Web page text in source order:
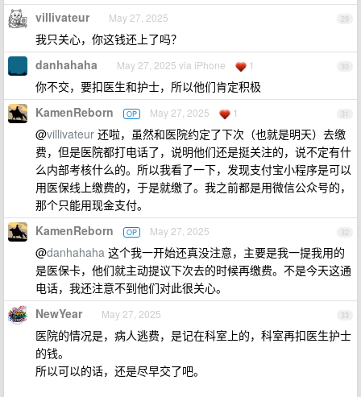
29
villivateur May 27, 2025
我只关心，你这钱还上了吗？
30
danhahaha May 27, 2025 via iPhone 1
你不交，要扣医生和护士，所以他们肯定积极
31
KamenReborn OP May 27, 2025 1
@villivateur 还啦，虽然和医院约定了下次（也就是明天）去缴
费，但是医院都打电话了，说明他们还是挺关注的，说不定有什
么内部考核什么的。所以我看了一下，发现支付宝小程序是可以
用医保线上缴费的，于是就缴了。我之前都是用微信公众号的，
那个只能用现金支付。
32
KamenReborn OP May 27, 2025
@danhahaha 这个我一开始还真没注意，主要是我一提我用的
是医保卡，他们就主动提议下次去的时候再缴费。不是今天这通
电话，我还注意不到他们对此很关心。
33
NewYear May 27, 2025
医院的情况是，病人逃费，是记在科室上的，科室再扣医生护士
的钱。
所以可以的话，还是尽早交了吧。